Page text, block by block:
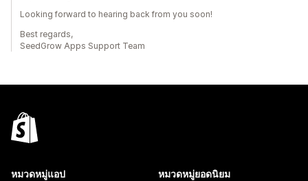
Looking forward to hearing back from you soon!
Best regards,
SeedGrow Apps Support Team
หมวดหมู่แอป หมวดหมู่ยอดนิยม